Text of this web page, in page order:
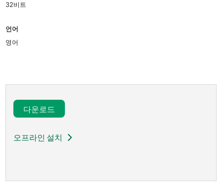
32비트
언어
영어
다운로드​
오프라인 설치